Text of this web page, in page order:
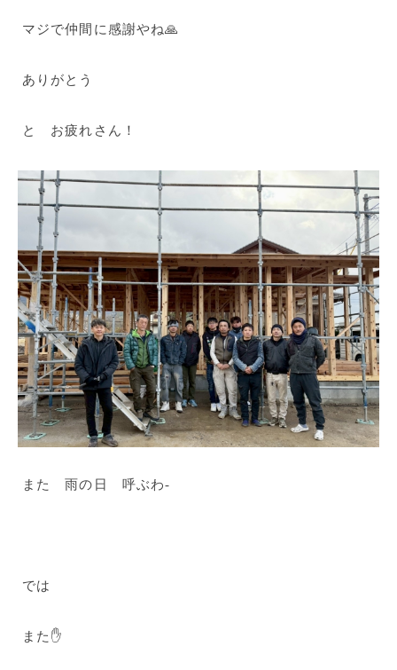
マジで仲間に感謝やね🙏
ありがとう
と お疲れさん！
また 雨の日 呼ぶわ-
では
また✋